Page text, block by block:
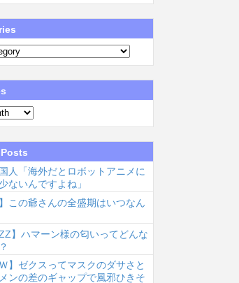
人「海外だとロボットアニメに
ないんですよね」
この爺さんの全盛期はいつなん
ΖΖ】ハマーン様の匂いってどんな
】ゼクスってマスクのダサさと
ンの差のギャップで風邪ひきそ